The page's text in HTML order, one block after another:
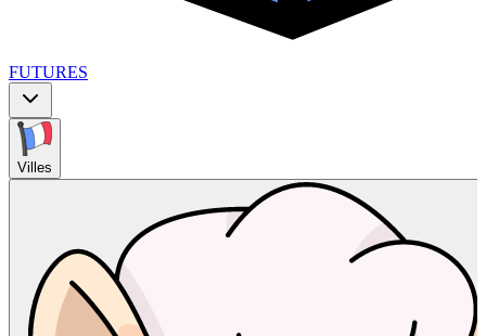
FUTURES
Villes